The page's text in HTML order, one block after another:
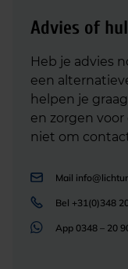
Advies of
Heb je advies
een
helpen je
en zorgen voor
niet om
Mail
Bel +31(0)348
App 0348 – 20